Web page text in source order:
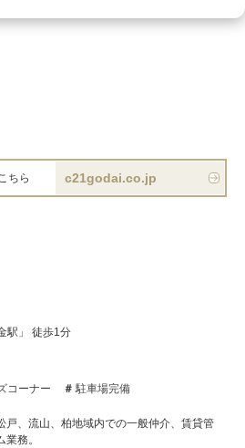
ちら c21godai.co.jp
駅」 徒歩1分
コーナー 駐車場完備
戸、流山、柏地域内での一般仲介、賃貸管
務。